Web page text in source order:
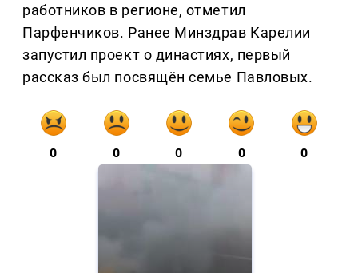
работников в регионе, отметил
Парфенчиков. Ранее Минздрав Карелии
запустил проект о династиях, первый
рассказ был посвящён семье Павловых.
0 0 0 0 0